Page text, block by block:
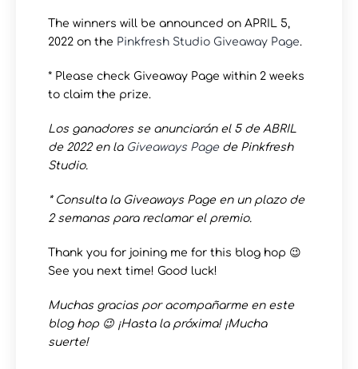
The winners will be announced on APRIL 5,
2022 on the Pinkfresh Studio Giveaway Page.
* Please check Giveaway Page within 2 weeks
to claim the prize.
Los ganadores se anunciarán el 5 de ABRIL
de 2022 en la Giveaways Pagede Pinkfresh
Studio.
* Consulta la Giveaways Page en un plazo de
2 semanas para reclamar el premio.
Thank you for joining me for this blog hop 😉
See you next time! Good luck!
Muchas gracias por acompañarme en este
blog hop 😉 ¡Hasta la próxima! ¡Mucha
suerte!